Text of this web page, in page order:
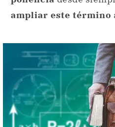
ampliar este término